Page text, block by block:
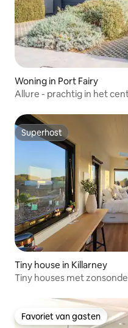
Woning in Port Fairy
Allure - prachtig in het
Superhost
Superhost
Tiny house in Killarney
Tiny houses met
Favoriet van gasten
Favoriet van gasten